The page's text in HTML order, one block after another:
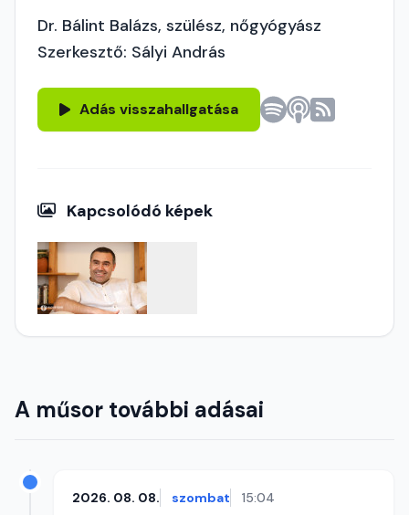
Dr. Bálint Balázs, szülész, nőgyógyász
Szerkesztő: Sályi András
Adás visszahallgatása
Kapcsolódó képek
A műsor további adásai
2026. 08. 08. szombat 15:04